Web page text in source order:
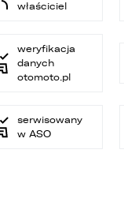
właściciel
weryfikacja
danych
otomoto.pl
serwisowany
w ASO